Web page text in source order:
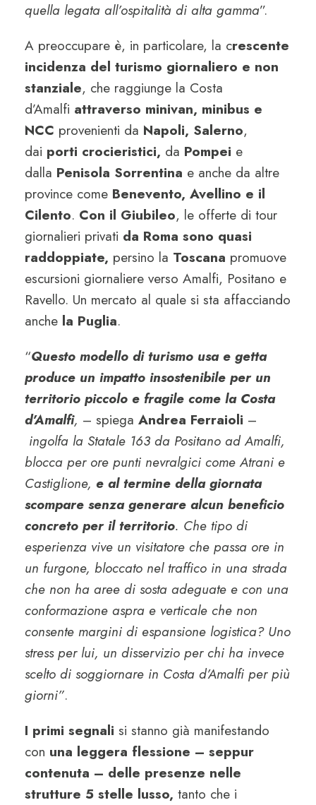
quella legata all’ospitalità di alta gamma”.
A preoccupare è, in particolare, la crescente
incidenza del turismo giornaliero e non
stanziale, che raggiunge la Costa
d’Amalfi attraverso minivan, minibus e
NCC provenienti da Napoli, Salerno,
dai porti crocieristici, da Pompei e
dalla Penisola Sorrentina e anche da altre
province come Benevento, Avellino e il
Cilento. Con il Giubileo, le offerte di tour
giornalieri privati da Roma sono quasi
raddoppiate, persino la Toscana promuove
escursioni giornaliere verso Amalfi, Positano e
Ravello. Un mercato al quale si sta affacciando
anche la Puglia.
“Questo modello di turismo usa e getta
produce un impatto insostenibile per un
territorio piccolo e fragile come la Costa
d’Amalfi, – spiega Andrea Ferraioli –
ingolfa la Statale 163 da Positano ad Amalfi,
blocca per ore punti nevralgici come Atrani e
Castiglione, e al termine della giornata
scompare senza generare alcun beneficio
concreto per il territorio. Che tipo di
esperienza vive un visitatore che passa ore in
un furgone, bloccato nel traffico in una strada
che non ha aree di sosta adeguate e con una
conformazione aspra e verticale che non
consente margini di espansione logistica? Uno
stress per lui, un disservizio per chi ha invece
scelto di soggiornare in Costa d’Amalfi per più
giorni”.
I primi segnali si stanno già manifestando
con una leggera flessione – seppur
contenuta – delle presenze nelle
strutture 5 stelle lusso, tanto che i